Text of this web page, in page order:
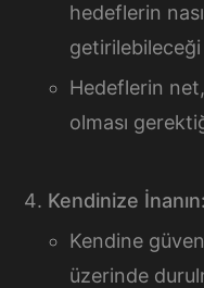
hedeflerin
getirilebileceği
Hedeflerin net,
olması
Kendinize İnanın:
Kendine
üzerinde